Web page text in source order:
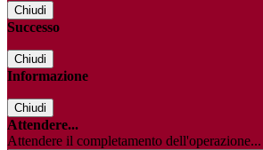
Chiudi
Successo
Chiudi
Informazione
Chiudi
Attendere...
Attendere il completamento dell'operazione...